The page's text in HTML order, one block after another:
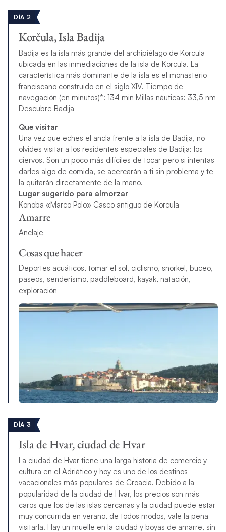
DÍA 2
Korčula, Isla Badija
Badija es la isla más grande del archipiélago de Korcula
ubicada en las inmediaciones de la isla de Korcula. La
característica más dominante de la isla es el monasterio
franciscano construido en el siglo XIV. Tiempo de
navegación (en minutos)*: 134 min Millas náuticas: 33,5 nm
Descubre Badija
Que visitar
Una vez que eches el ancla frente a la isla de Badija, no
olvides visitar a los residentes especiales de Badija: los
ciervos. Son un poco más difíciles de tocar pero si intentas
darles algo de comida, se acercarán a ti sin problema y te
la quitarán directamente de la mano.
Lugar sugerido para almorzar
Konoba «Marco Polo» Casco antiguo de Korcula
Amarre
Anclaje
Cosas que hacer
Deportes acuáticos, tomar el sol, ciclismo, snorkel, buceo,
paseos, senderismo, paddleboard, kayak, natación,
exploración
DÍA 3
Isla de Hvar, ciudad de Hvar
La ciudad de Hvar tiene una larga historia de comercio y
cultura en el Adriático y hoy es uno de los destinos
vacacionales más populares de Croacia. Debido a la
popularidad de la ciudad de Hvar, los precios son más
caros que los de las islas cercanas y la ciudad puede estar
muy concurrida en verano, de todos modos, vale la pena
visitarla. Hay un muelle en la ciudad y boyas de amarre, sin